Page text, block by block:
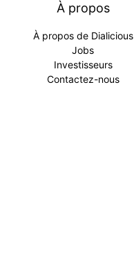
À propos
À propos de Dialicious
Jobs
Investisseurs
Contactez-nous